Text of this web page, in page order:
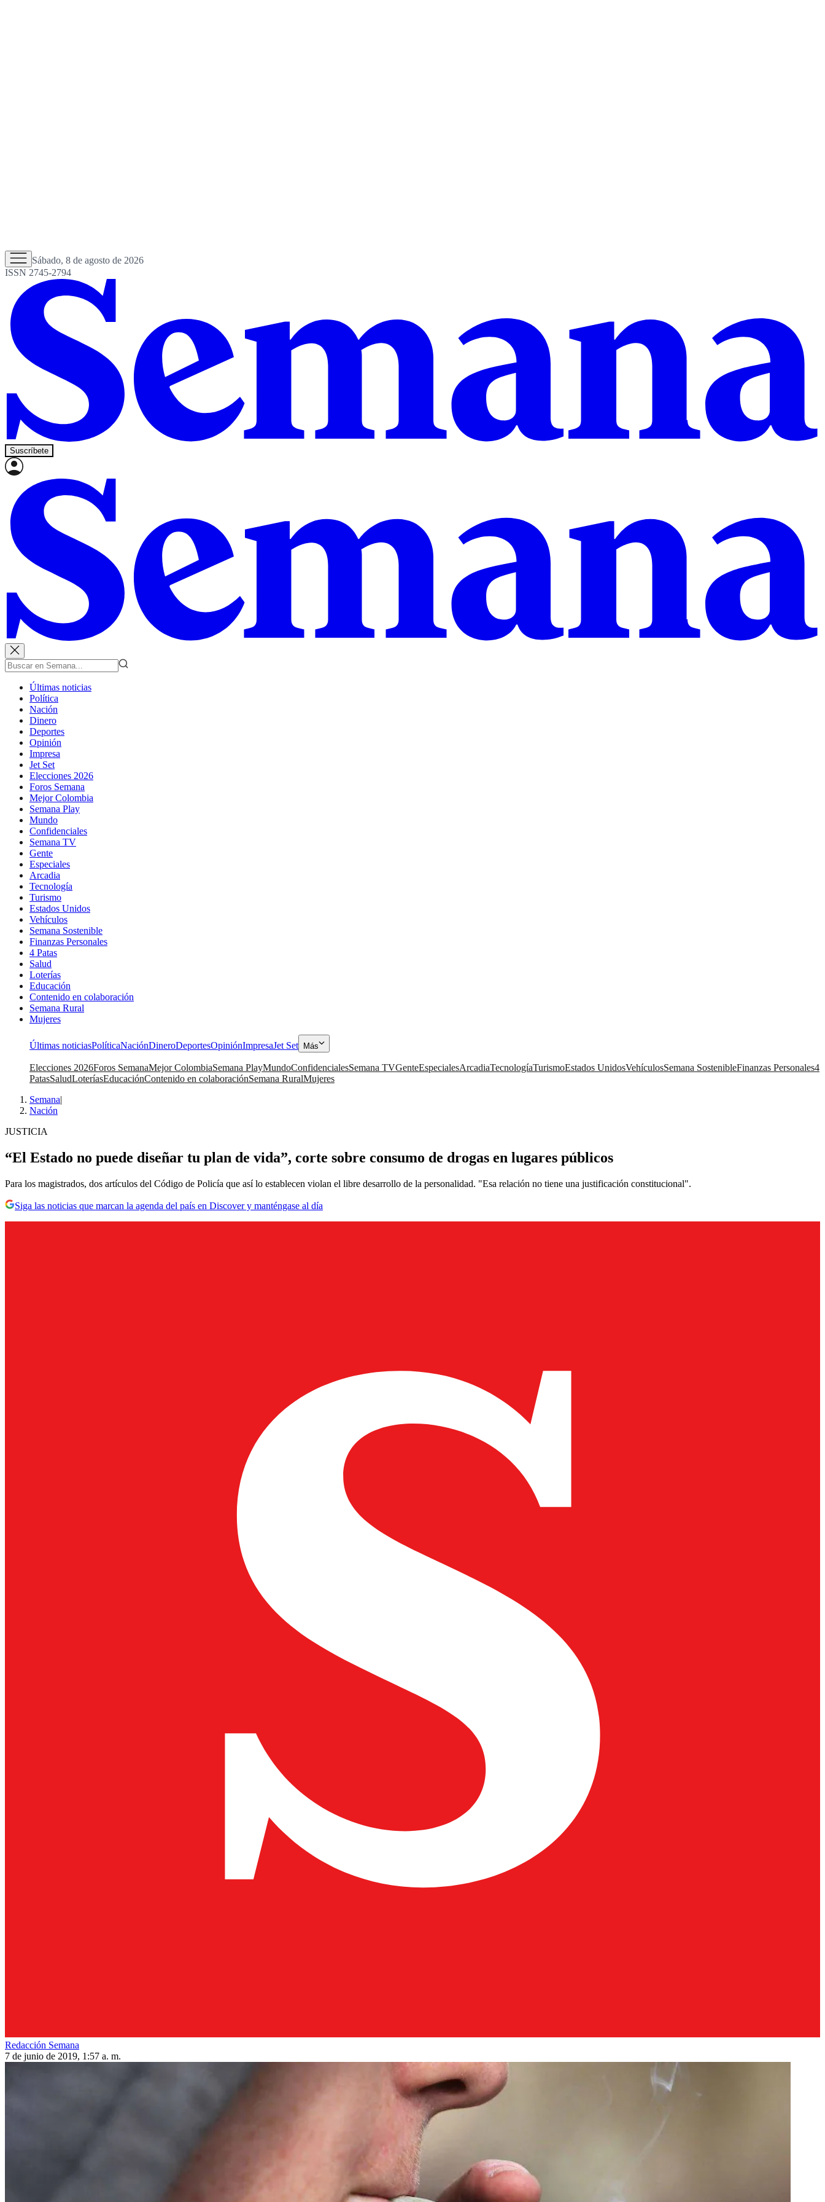
Sábado, 8 de agosto de 2026
ISSN 2745-2794
Suscríbete
Últimas noticias
Política
Nación
Dinero
Deportes
Opinión
Impresa
Jet Set
Elecciones 2026
Foros Semana
Mejor Colombia
Semana Play
Mundo
Confidenciales
Semana TV
Gente
Especiales
Arcadia
Tecnología
Turismo
Estados Unidos
Vehículos
Semana Sostenible
Finanzas Personales
4 Patas
Salud
Loterías
Educación
Contenido en colaboración
Semana Rural
Mujeres
Últimas noticiasPolíticaNaciónDineroDeportesOpiniónImpresaJet Set Más
Elecciones 2026Foros SemanaMejor ColombiaSemana PlayMundoConfidencialesSemana TVGenteEspecialesArcadiaTecnologíaTurismoEstados UnidosVehículosSemana SostenibleFinanzas Personales4
PatasSaludLoteríasEducaciónContenido en colaboraciónSemana RuralMujeres
Semana|
Nación
JUSTICIA
“El Estado no puede diseñar tu plan de vida”, corte sobre consumo de drogas en lugares públicos
Para los magistrados, dos artículos del Código de Policía que así lo establecen violan el libre desarrollo de la personalidad. "Esa relación no tiene una justificación constitucional".
Siga las noticias que marcan la agenda del país en Discover y manténgase al día
Redacción Semana
7 de junio de 2019, 1:57 a. m.